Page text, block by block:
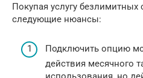
Покупая услугу
следующие нюансы:
Подключить опцию
действия месячного